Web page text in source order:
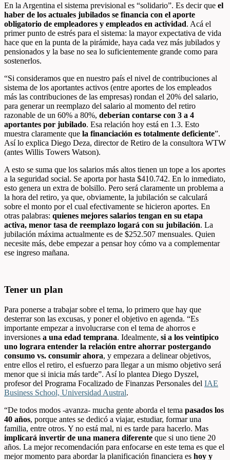
En la Argentina el sistema previsional es “solidario”. Es decir que el
haber de los actuales jubilados se financia con el aporte
obligatorio de empleadores y empleados en actividad. Acá el
primer punto de estrés para el sistema: la mayor expectativa de vida
hace que en la punta de la pirámide, haya cada vez más jubilados y
pensionados y la base no sea lo suficientemente grande como para
sostenerlos.
“Si consideramos que en nuestro país el nivel de contribuciones al
sistema de los aportantes activos (entre aportes de los empleados
más las contribuciones de las empresas) rondan el 20% del salario,
para generar un reemplazo del salario al momento del retiro
razonable de un 60% a 80%, deberían contarse con 3 a 4
aportantes por jubilado. Esa relación hoy está en 1.3. Esto
muestra claramente que la financiación es totalmente deficiente”.
Así lo explica Diego Deza, director de Retiro de la consultora WTW
(antes Willis Towers Watson).
A esto se suma que los salarios más altos tienen un tope a los aportes
a la seguridad social. Se aporta por hasta $410.742. En lo inmediato,
esto genera un extra de bolsillo. Pero será claramente un problema a
la hora del retiro, ya que, obviamente, la jubilación se calculará
sobre el monto por el cual efectivamente se hicieron aportes. En
otras palabras: quienes mejores salarios tengan en su etapa
activa, menor tasa de reemplazo logará con su jubilación. La
jubilación máxima actualmente es de $252.507 mensuales. Quien
necesite más, debe empezar a pensar hoy cómo va a complementar
ese ingreso mañana.
Tener un plan
Para ponerse a trabajar sobre el tema, lo primero que hay que
desterrar son las excusas, y poner el objetivo en agenda. “Es
importante empezar a involucrarse con el tema de ahorros e
inversiones a una edad temprana. Idealmente, si a los veintipico
uno lograra entender la relación entre ahorrar postergando
consumo vs. consumir ahora, y empezara a delinear objetivos,
entre ellos el retiro, el esfuerzo para llegar a un mismo objetivo será
menor que si inicia más tarde”. Así lo plantea Diego Dyszel,
profesor del Programa Focalizado de Finanzas Personales del IAE
Business School, Universidad Austral.
“De todos modos -avanza- mucha gente aborda el tema pasados los
40 años, porque antes se dedicó a viajar, estudiar, formar una
familia, entre otros. Y no está mal, ni es tarde para hacerlo. Mas
implicará invertir de una manera diferente que si uno tiene 20
años. La mejor recomendación para enfocarse en este tema es que el
mejor momento para abordar la planificación financiera es hoy y